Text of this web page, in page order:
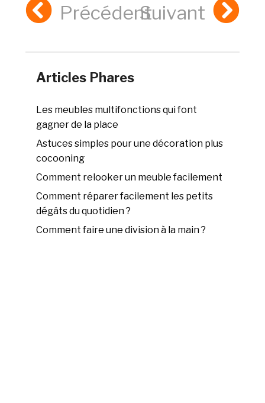
PrécédentSuivant
Articles Phares
Les meubles multifonctions qui font
gagner de la place
Astuces simples pour une décoration plus
cocooning
Comment relooker un meuble facilement
Comment réparer facilement les petits
dégâts du quotidien ?
Comment faire une division à la main ?